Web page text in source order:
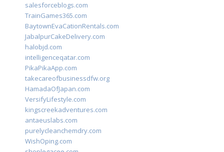
salesforceblogs.com
TrainGames365.com
BaytownEvaCationRentals.com
JabalpurCakeDelivery.com
halobjd.com
intelligenceqatar.com
PikaPikaApp.com
takecareofbusinessdfw.org
HamadaOfJapan.com
VersifyLifestyle.com
kingscreekadventures.com
antaeuslabs.com
purelycleanchemdry.com
WishOping.com